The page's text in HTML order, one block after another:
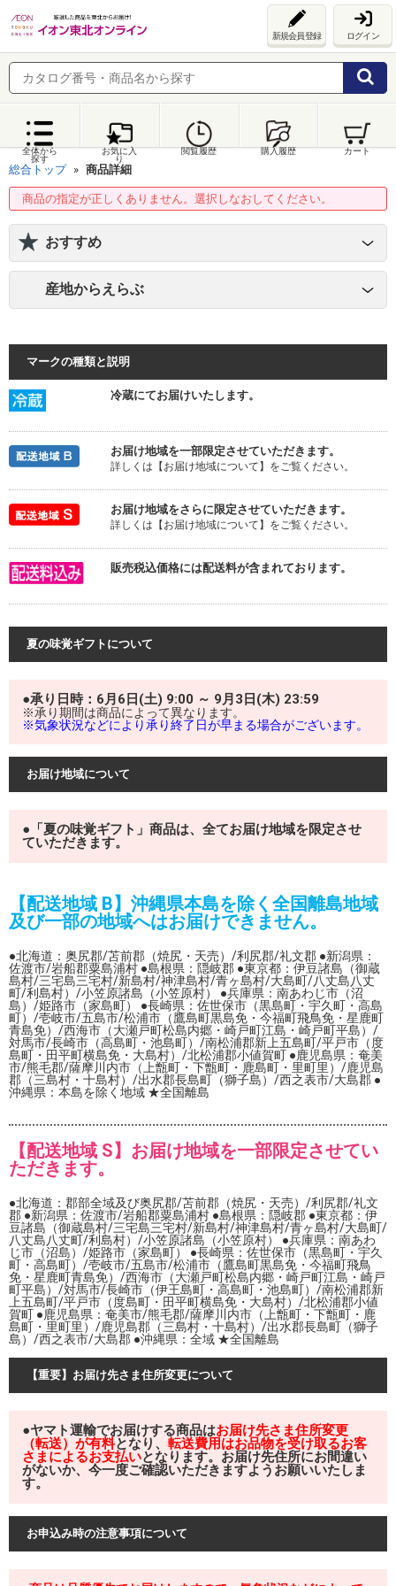
新規会員登録 ログイン
全体から
探す
お気に入
り
閲覧履歴 購入履歴 カート
総合トップ 商品詳細
商品の指定が正しくありません。選択しなおしてください。
おすすめ
産地からえらぶ
マークの種類と説明
冷蔵にてお届けいたします。
お届け地域を一部限定させていただきます。
詳しくは【お届け地域について】をご覧ください。
お届け地域をさらに限定させていただきます。
詳しくは【お届け地域について】をご覧ください。
販売税込価格には配送料が含まれております。
夏の味覚ギフトについて
●承り日時：6月6日(土) 9:00 ～ 9月3日(木) 23:59
※承り期間は商品によって異なります。
※気象状況などにより承り終了日が早まる場合がございます。
お届け地域について
●「夏の味覚ギフト」商品は、全てお届け地域を限定させ
ていただきます。
【配送地域 B】沖縄県本島を除く全国離島地域
及び一部の地域へはお届けできません。
●北海道：奥尻郡/苫前郡（焼尻・天売）/利尻郡/礼文郡 ●新潟県：
佐渡市/岩船郡粟島浦村 ●島根県：隠岐郡 ●東京都：伊豆諸島（御蔵
島村/三宅島三宅村/新島村/神津島村/青ヶ島村/大島町/八丈島八丈
町/利島村）/小笠原諸島（小笠原村） ●兵庫県：南あわじ市（沼
島）/姫路市（家島町） ●長崎県：佐世保市（黒島町・宇久町・高島
町）/壱岐市/五島市/松浦市（鷹島町黒島免・今福町飛鳥免・星鹿町
青島免）/西海市（大瀬戸町松島内郷・崎戸町江島・崎戸町平島）/
対馬市/長崎市（高島町・池島町）/南松浦郡新上五島町/平戸市（度
島町・田平町横島免・大島村）/北松浦郡小値賀町 ●鹿児島県：奄美
市/熊毛郡/薩摩川内市（上甑町・下甑町・鹿島町・里町里）/鹿児島
郡（三島村・十島村）/出水郡長島町（獅子島）/西之表市/大島郡 ●
沖縄県：本島を除く地域 ★全国離島
【配送地域 S】お届け地域を一部限定させてい
ただきます。
●北海道：郡部全域及び奥尻郡/苫前郡（焼尻・天売）/利尻郡/礼文
郡 ●新潟県：佐渡市/岩船郡粟島浦村 ●島根県：隠岐郡 ●東京都：伊
豆諸島（御蔵島村/三宅島三宅村/新島村/神津島村/青ヶ島村/大島町/
八丈島八丈町/利島村）/小笠原諸島（小笠原村） ●兵庫県：南あわ
じ市（沼島）/姫路市（家島町） ●長崎県：佐世保市（黒島町・宇久
町・高島町）/壱岐市/五島市/松浦市（鷹島町黒島免・今福町飛鳥
免・星鹿町青島免）/西海市（大瀬戸町松島内郷・崎戸町江島・崎戸
町平島）/対馬市/長崎市（伊王島町・高島町・池島町）/南松浦郡新
上五島町/平戸市（度島町・田平町横島免・大島村）/北松浦郡小値
賀町 ●鹿児島県：奄美市/熊毛郡/薩摩川内市（上甑町・下甑町・鹿
島町・里町里）/鹿児島郡（三島村・十島村）/出水郡長島町（獅子
島）/西之表市/大島郡 ●沖縄県：全域 ★全国離島
【重要】お届け先さま住所変更について
●ヤマト運輸でお届けする商品はお届け先さま住所変更
（転送）が有料となり、 転送費用はお品物を受け取るお客
さまによるお支払いとなります。お届け先住所にお間違い
がないか、今一度ご確認いただきますようお願いいたしま
す。
お申込み時の注意事項について